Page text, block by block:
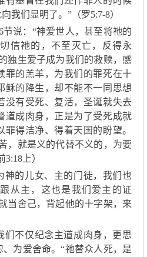
我们显明了。”（罗5:7-8）
节说：“神爱世人，甚至将祂的
信祂的 ， 不 至 灭亡，反得永
独生爱子成为我们的救赎，感
罪的羔羊，为我们的罪死在十
稣的降生，却不能不一同思想
没有受死、复活，圣诞就失去
道成肉身，正是为了受死成就
得洁净、得着天国的盼望。
，就是义的代替不义的，为要
上）
的儿女、主的门徒， 我们也
从主，这也是我们爱主的证
当舍己，背起他的十字架， 来
们不仅纪念主道成肉身，更思
、为爱舍命。“祂替众人死，是